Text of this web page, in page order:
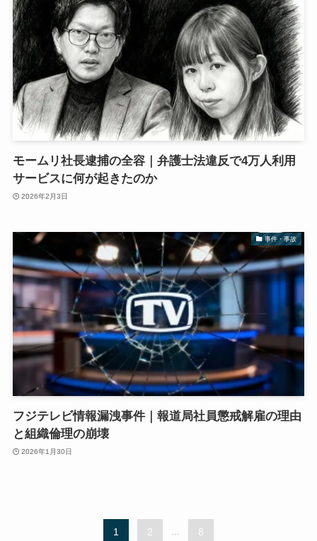
モームリ社長逮捕の全容｜弁護士法違反で4万人利用
サービスに何が起きたのか
2026年2月3日
事件・事故
フジテレビ情報漏洩事件｜報道局社員懲戒解雇の理由
と組織倫理の崩壊
2026年1月30日
1 2 ... 8